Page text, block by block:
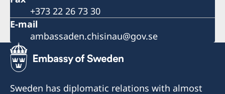
+373 22 26 73 30
E-mail
ambassaden.chisinau@gov.se
Sweden has diplomatic relations with almost